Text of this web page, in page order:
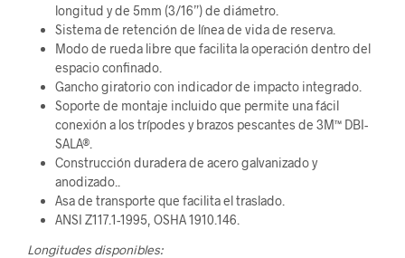
longitud y de 5mm (3/16”) de diámetro.
Sistema de retención de línea de vida de reserva.
Modo de rueda libre que facilita la operación dentro del
espacio confinado.
Gancho giratorio con indicador de impacto integrado.
Soporte de montaje incluido que permite una fácil
conexión a los trípodes y brazos pescantes de 3M™ DBI-
SALA®.
Construcción duradera de acero galvanizado y
anodizado..
Asa de transporte que facilita el traslado.
ANSI Z117.1-1995, OSHA 1910.146.
Longitudes disponibles: